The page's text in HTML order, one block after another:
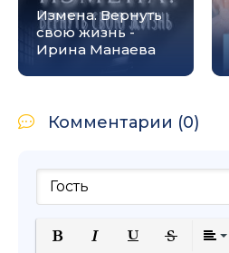
Измена. Вернуть
свою жизнь -
Ирина Манаева
Комментарии (0)